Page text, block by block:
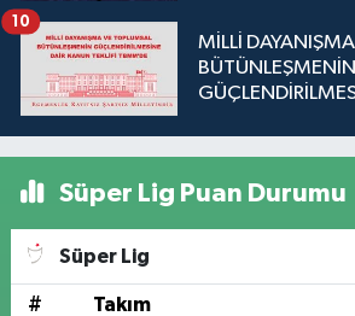
MİLLİ
BÜTÜNLEŞMENİN
10
Süper Lig Puan Durumu
Süper Lig
# Takım